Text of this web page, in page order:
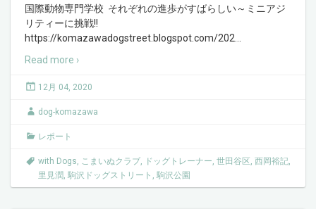
国際動物専門学校 それぞれの進歩がすばらしい～ミニアジ
リティーに挑戦!!
https://komazawadogstreet.blogspot.com/202
Read more ›
12月 04, 2020
dog-komazawa
レポート
with Dogs, こまいぬクラブ, ドッグトレーナー, 世田谷区, 西岡裕記,
里見潤, 駒沢ドッグストリート , 駒沢公園